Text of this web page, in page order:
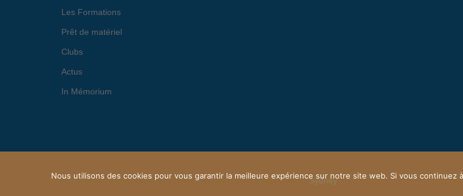
Les Formations
Prêt de matériel
Clubs
Actus
In Mémorium
© 2026 OFFICE MARMANDAIS DU SPORT. Proudly powered bySydney
Nous utilisons des cookies pour vous garantir la meilleure expérience sur notre site web. Si vous